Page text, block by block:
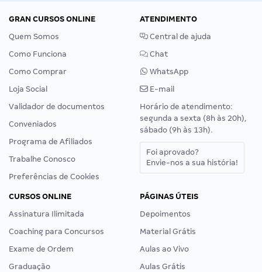
GRAN CURSOS ONLINE
Quem Somos
Como Funciona
Como Comprar
Loja Social
Validador de documentos
Conveniados
Programa de Afiliados
Trabalhe Conosco
Preferências de Cookies
ATENDIMENTO
Central de ajuda
Chat
WhatsApp
E-mail
Horário de atendimento:
segunda a sexta (8h às 20h),
sábado (9h às 13h).
Foi aprovado?
Envie-nos a sua história!
CURSOS ONLINE
Assinatura Ilimitada
Coaching para Concursos
Exame de Ordem
Graduação
PÁGINAS ÚTEIS
Depoimentos
Material Grátis
Aulas ao Vivo
Aulas Grátis